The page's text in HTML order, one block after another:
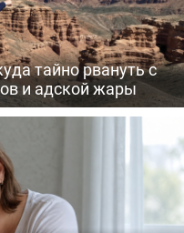
тайно рвануть с
и адской жары